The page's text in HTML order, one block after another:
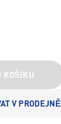
KOŠÍKU
V PRODEJNĚ